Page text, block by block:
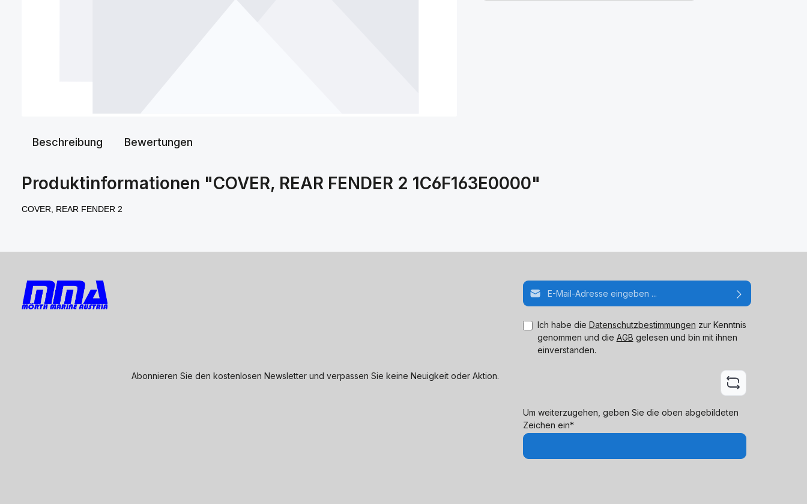
Beschreibung Bewertungen
Produktinformationen "COVER, REAR FENDER 2 1C6F163E0000"
COVER, REAR FENDER 2
Abonnieren Sie den kostenlosen Newsletter und verpassen Sie keine Neuigkeit oder Aktion.
E-Mail-Adresse*
Ich habe die Datenschutzbestimmungen zur Kenntnis
genommen und die AGB gelesen und bin mit ihnen
einverstanden.
Um weiterzugehen, geben Sie die oben abgebildeten
Zeichen ein*